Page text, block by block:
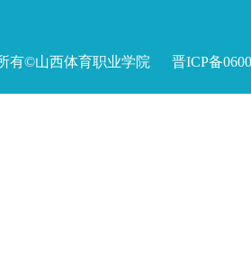
有©山西体育职业学院 晋ICP备